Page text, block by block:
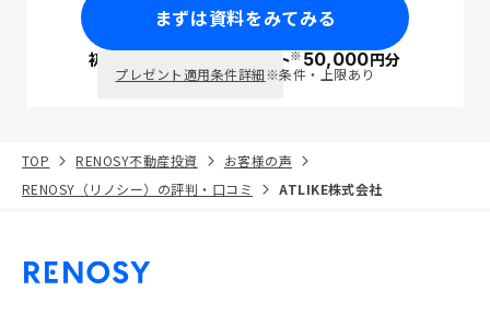
まずは資料をみてみる
初回面談で ポイント※50,000円分
プレゼント適用条件詳細※条件・上限あり
TOP RENOSY不動産投資
お客様の声
RENOSY（リノシー）の評判・口コミ
ATLIKE株式会社